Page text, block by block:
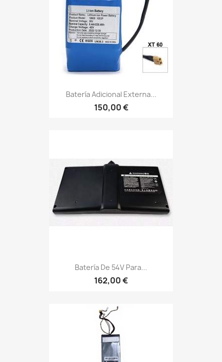
Batería Adicional Externa...
150,00 €
Batería De 54V Para...
162,00 €